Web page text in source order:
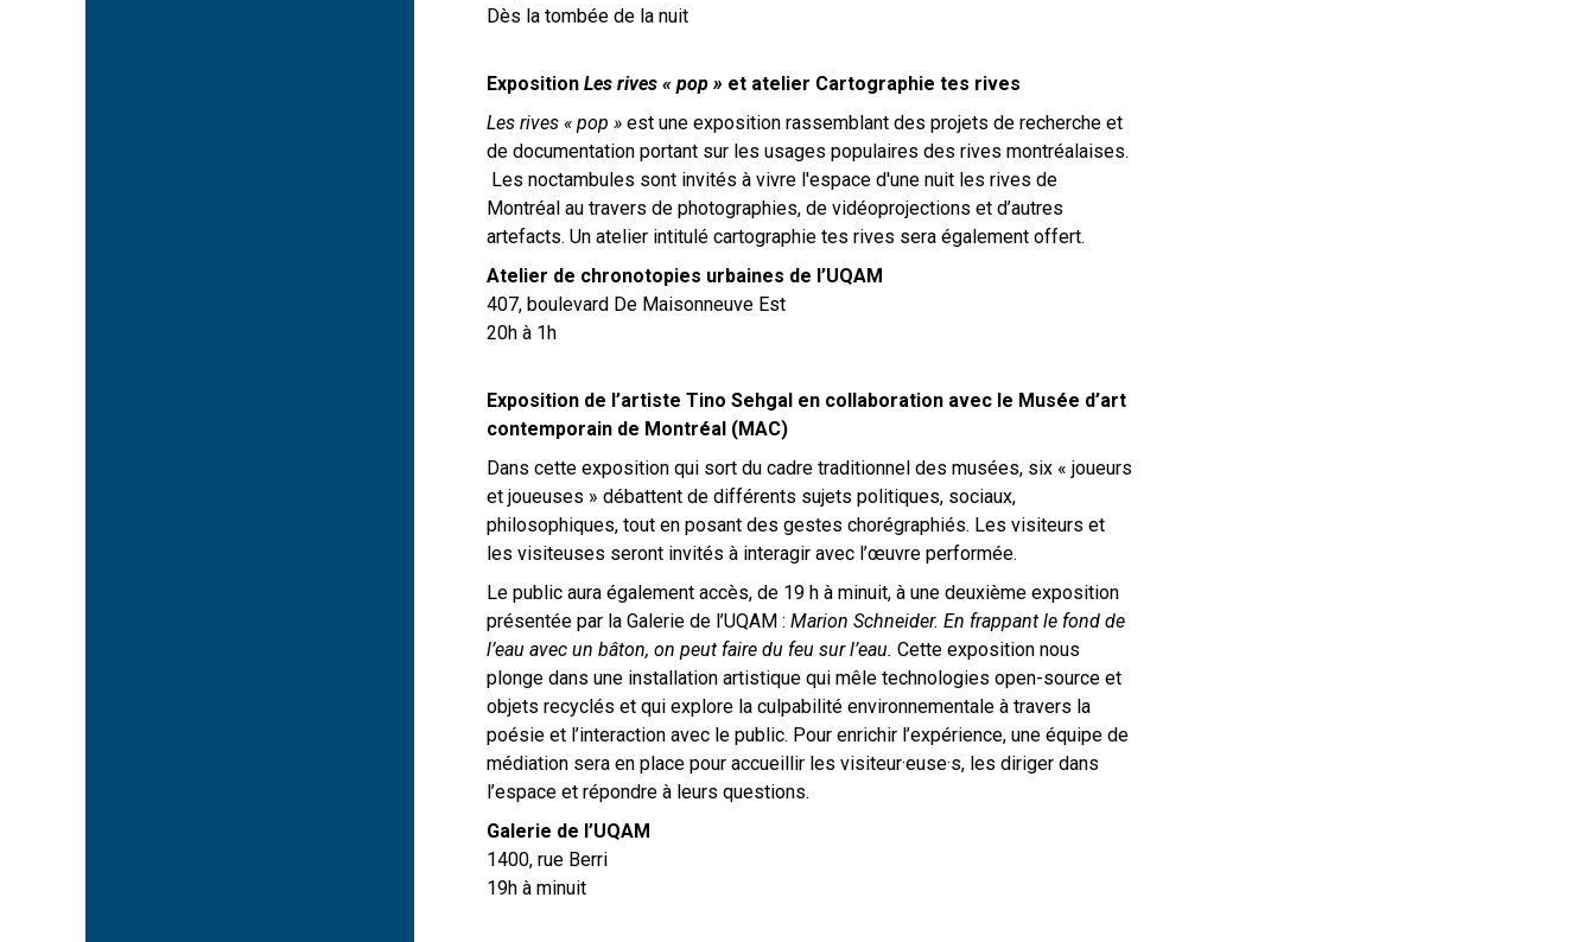
Dès la tombée de la nuit
ExpositionLes rives « pop » et atelier Cartographie tes rives
Les rives « pop » est une exposition rassemblant des projets de recherche et
de documentation portant sur les usages populaires des rives montréalaises.
Les noctambules sont invités à vivre l'espace d'une nuit les rives de
Montréal au travers de photographies, de vidéoprojections et d’autres
artefacts. Un atelier intitulé cartographie tes rives sera également offert.
Atelier de chronotopies urbaines de l’UQAM
407, boulevard De Maisonneuve Est
20h à 1h
Exposition de l’artiste Tino Sehgal en collaboration avec le Musée d’art
contemporain de Montréal (MAC)
Dans cette exposition qui sort du cadre traditionnel des musées, six « joueurs
et joueuses » débattent de différents sujets politiques, sociaux,
philosophiques, tout en posant des gestes chorégraphiés. Les visiteurs et
les visiteuses seront invités à interagir avec l’œuvre performée.
Le public aura également accès, de 19 h à minuit, à une deuxième exposition
présentée par la Galerie de l’UQAM : Marion Schneider. En frappant le fond de
l’eau avec un bâton, on peut faire du feu sur l’eau. Cette exposition nous
plonge dans une installation artistique qui mêle technologies open-source et
objets recyclés et qui explore la culpabilité environnementale à travers la
poésie et l’interaction avec le public. Pour enrichir l’expérience, une équipe de
médiation sera en place pour accueillir les visiteur·euse·s, les diriger dans
l’espace et répondre à leurs questions.
Galerie de l’UQAM
1400, rue Berri
19h à minuit